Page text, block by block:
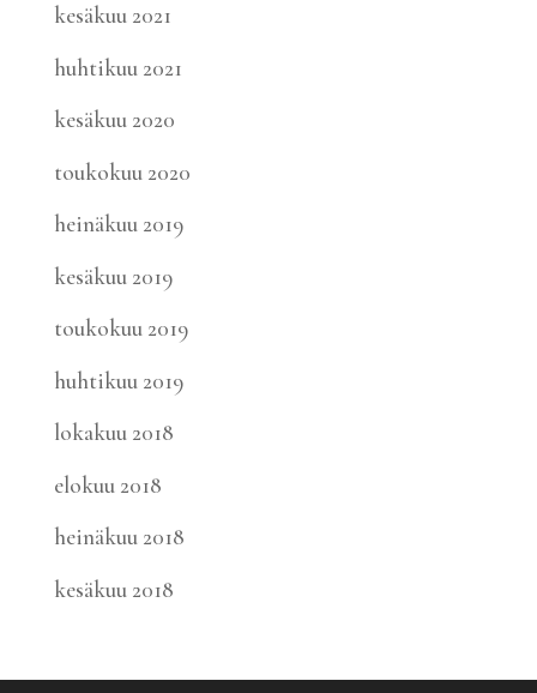
kesäkuu 2021
huhtikuu 2021
kesäkuu 2020
toukokuu 2020
heinäkuu 2019
kesäkuu 2019
toukokuu 2019
huhtikuu 2019
lokakuu 2018
elokuu 2018
heinäkuu 2018
kesäkuu 2018